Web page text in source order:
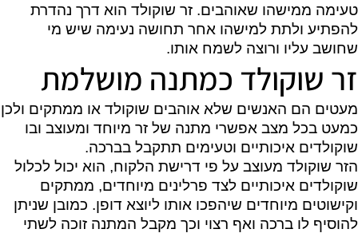
טעימה ממישהו שאוהבים. זר שוקולד הוא דרך נהדרת
להפתיע ולתת למישהו אחר תחושה נעימה שיש מי
שחושב עליו ורוצה לשמח אותו.
זר שוקולד כמתנה מושלמת
מעטים הם האנשים שלא אוהבים שוקולד או ממתקים ולכן
כמעט בכל מצב אפשרי מתנה של זר מיוחד ומעוצב ובו
שוקולדים איכותיים וטעימים תתקבל בברכה.
הזר שוקולד מעוצב על פי דרישת הלקוח, הוא יכול לכלול
שוקולדים איכותיים לצד פרלינים מיוחדים, ממתקים
וקישוטים מיוחדים שיהפכו אותו ליוצא דופן. כמובן שניתן
להוסיף לו ברכה ואף רצוי וכך מקבל המתנה זוכה לשתי